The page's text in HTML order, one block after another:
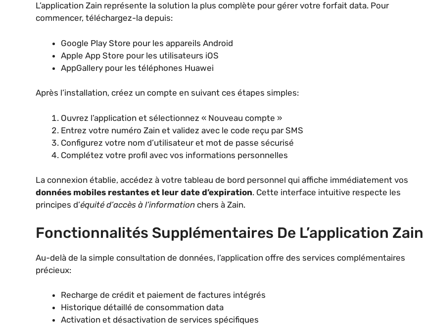
L’application Zain représente la solution la plus complète pour gérer votre forfait data. Pour
commencer, téléchargez-la depuis:
Google Play Store pour les appareils Android
Apple App Store pour les utilisateurs iOS
AppGallery pour les téléphones Huawei
Après l’installation, créez un compte en suivant ces étapes simples:
Ouvrez l’application et sélectionnez « Nouveau compte »
Entrez votre numéro Zain et validez avec le code reçu par SMS
Configurez votre nom d’utilisateur et mot de passe sécurisé
Complétez votre profil avec vos informations personnelles
La connexion établie, accédez à votre tableau de bord personnel qui affiche immédiatement vos
données mobiles restantes et leur date d’expiration. Cette interface intuitive respecte les
principes d’équité d’accès à l’information chers à Zain.
Fonctionnalités Supplémentaires De L’application Zain
Au-delà de la simple consultation de données, l’application offre des services complémentaires
précieux:
Recharge de crédit et paiement de factures intégrés
Historique détaillé de consommation data
Activation et désactivation de services spécifiques